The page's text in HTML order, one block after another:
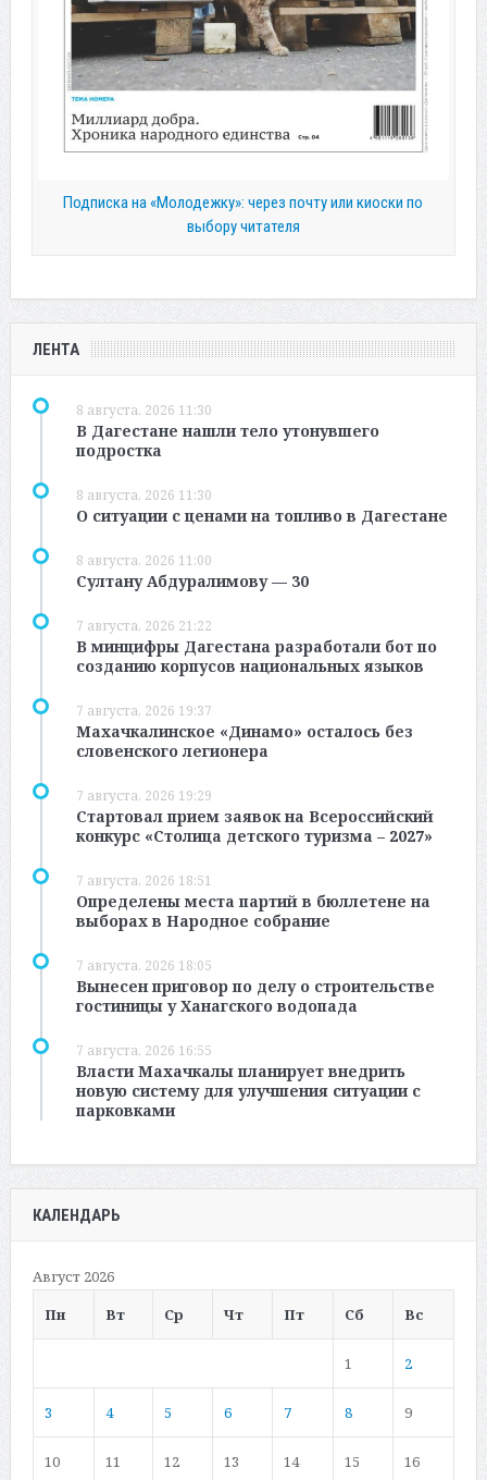
Подписка на «Молодежку»: через почту или киоски по
выбору читателя
ЛЕНТА
8 августа, 2026 11:30
В Дагестане нашли тело утонувшего
подростка
8 августа, 2026 11:30
О ситуации с ценами на топливо в Дагестане
8 августа, 2026 11:00
Султану Абдуралимову — 30
7 августа, 2026 21:22
В минцифры Дагестана разработали бот по
созданию корпусов национальных языков
7 августа, 2026 19:37
Махачкалинское «Динамо» осталось без
словенского легионера
7 августа, 2026 19:29
Стартовал прием заявок на Всероссийский
конкурс «Столица детского туризма – 2027»
7 августа, 2026 18:51
Определены места партий в бюллетене на
выборах в Народное собрание
7 августа, 2026 18:05
Вынесен приговор по делу о строительстве
гостиницы у Ханагского водопада
7 августа, 2026 16:55
Власти Махачкалы планирует внедрить
новую систему для улучшения ситуации с
парковками
КАЛЕНДАРЬ
Август 2026
Пн
Вт Ср Чт Пт Сб Вс
1 2
3 4 5 6 7 8 9
10 11 12 13 14 15 16